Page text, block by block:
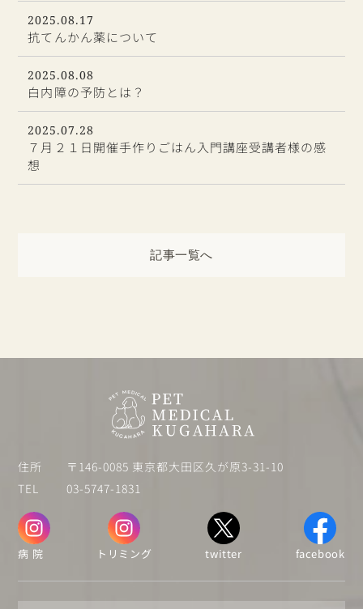
2025.08.17
抗てんかん薬について
2025.08.08
白内障の予防とは？
2025.07.28
７月２１日開催手作りごはん入門講座受講者様の感
想
記事一覧へ
住所
〒146-0085 東京都大田区久が原3-31-10
TEL
03-5747-1831
病 院 トリミング twitter facebook